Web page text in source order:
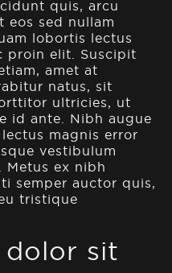
quis, arcu
eos sed nullam
lobortis lectus
proin elit. Suscipit
amet at
natus, sit
ultricies, ut
id ante. Nibh augue
magnis error
vestibulum
Metus ex nibh
semper auctor quis,
tristique
dolor sit